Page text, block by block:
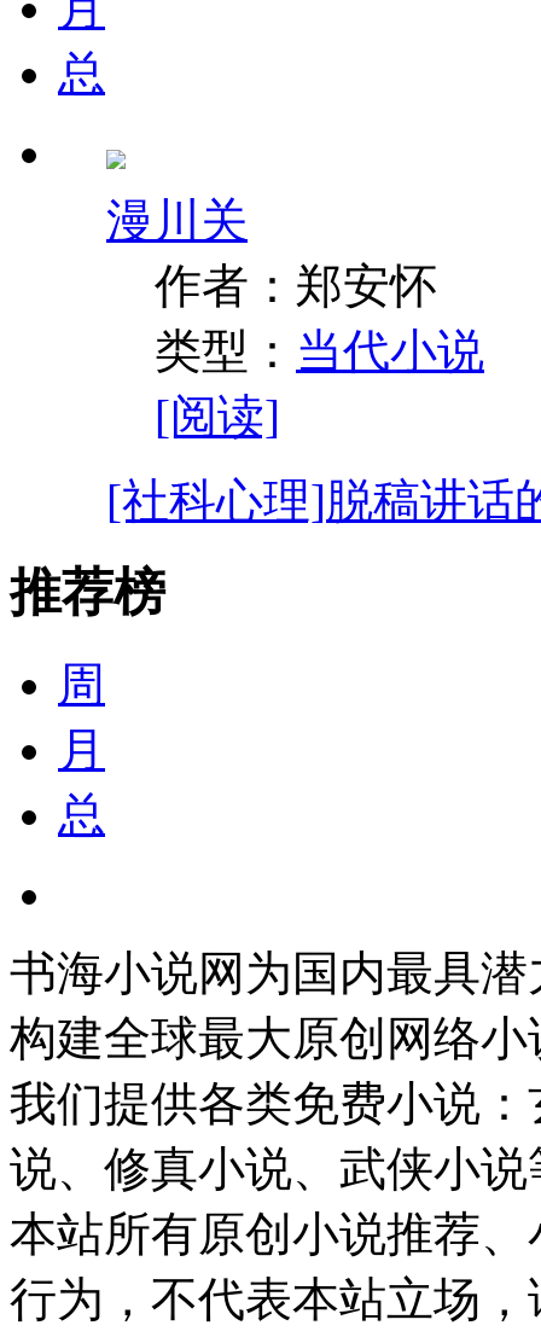
总
漫川关
作者：郑安怀
类型： 当代小说
[阅读]
[社科心理]脱稿讲话
推荐榜
周
月
总
书海小说网为国内最具
构建全球最大原创网络小
我们提供各类免费小说
说、修真小说、武侠小
本站所有原创小说推荐
行为，不代表本站立场